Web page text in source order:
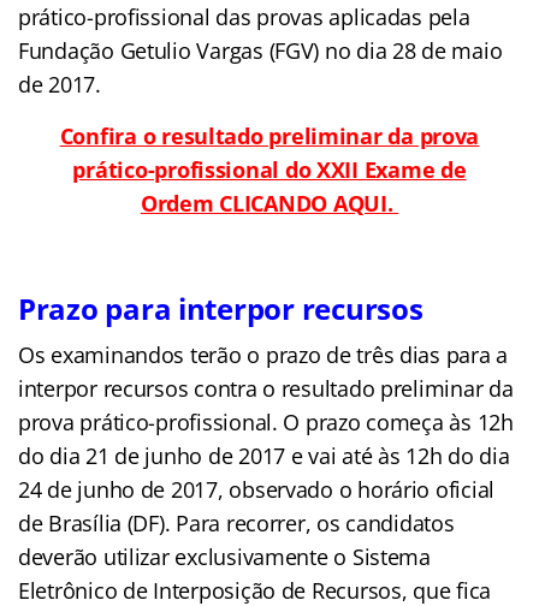
prático-profissional das provas aplicadas pela
Fundação Getulio Vargas (FGV) no dia 28 de maio
de 2017.
Confira o resultado preliminar da prova
prático-profissional do XXII Exame de
Ordem CLICANDO AQUI.
Prazo para interpor recursos
Os examinandos terão o prazo de três dias para a
interpor recursos contra o resultado preliminar da
prova prático-profissional. O prazo começa às 12h
do dia 21 de junho de 2017 e vai até às 12h do dia
24 de junho de 2017, observado o horário oficial
de Brasília (DF). Para recorrer, os candidatos
deverão utilizar exclusivamente o Sistema
Eletrônico de Interposição de Recursos, que fica